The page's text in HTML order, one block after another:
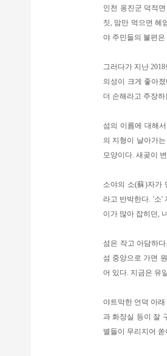
인천 옹진군 덕적
짓, 맘만 먹으면 헤
야 주민들의 불편
그러다가 지난
의성이 크게 좋아
더 손해라고 주장
섬의 이름에 대해
의 지형이 날아가
모양이다. 새곶이
소야의 소(蘇)자가
라고 반박한다. '소'
이가 많아 잡히던,
섬은 작고 아담하
섬 중앙으로 가면
어 있다. 지금은 유
야트막한 언덕 아
과 화장실 등이 잘
별들이 무리지어